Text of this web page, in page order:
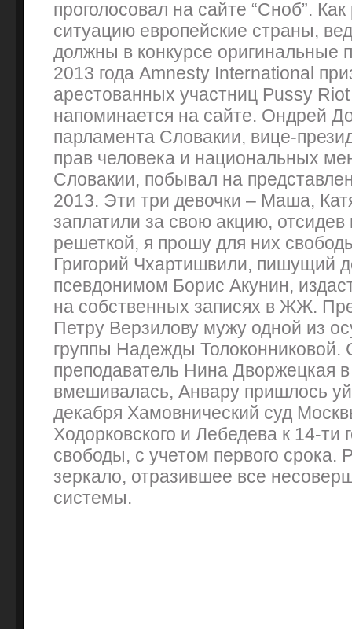
проголосовал на сайте “Сноб”.
ситуацию европейские страны,
должны в конкурсе оригинальные
2013 года Amnesty International
арестованных участниц Pussy
напоминается на сайте. Ондрей
парламента Словакии, вице-
прав человека и национальных
Словакии, побывал на
2013. Эти три девочки – Маша,
заплатили за свою акцию, отсидев
решеткой, я прошу для них
Григорий Чхартишвили, пишущий
псевдонимом Борис Акунин,
на собственных записях в ЖЖ.
Петру Верзилову мужу одной из
группы Надежды Толоконниковой.
преподаватель Нина Дворжецкая
вмешивалась, Анвару пришлось
декабря Хамовнический суд
Ходорковского и Лебедева к 14-ти
свободы, с учетом первого срока.
зеркало, отразившее все
системы.